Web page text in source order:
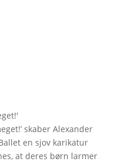
'
skaber Alexander
en sjov karikatur
at deres børn larmer